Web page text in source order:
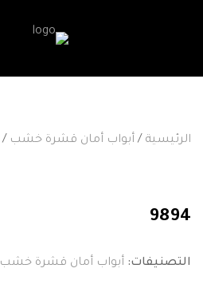
الرئيسية / أبواب أمان قشرة خشب /
9894
التصنيفات: أبواب أمان قشرة خشب